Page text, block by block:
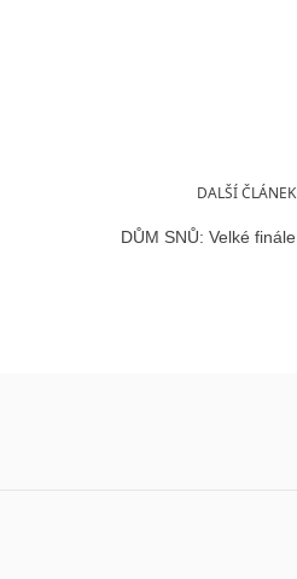
DALŠÍ ČLÁNEK
DŮM SNŮ: Velké finále